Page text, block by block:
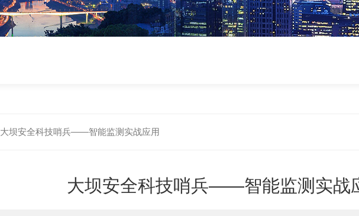
大坝安全科技哨兵——智能监测实战应用
大坝安全科技哨兵——智能监测实战